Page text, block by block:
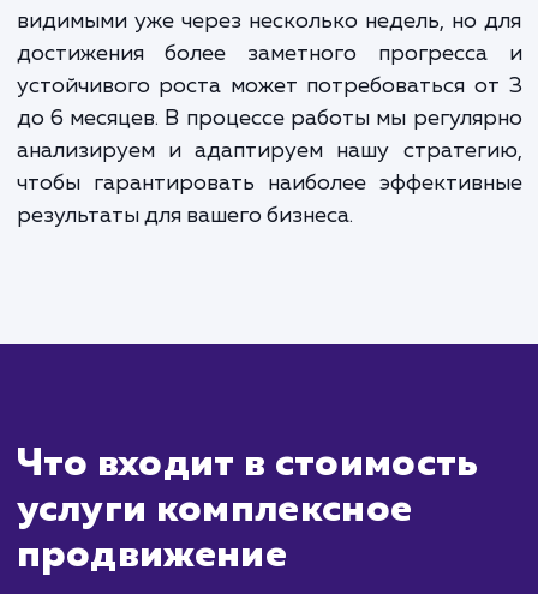
себя несколько ключевых аспектов, таких
SEO, контент-маркетинг, социальные
PPC реклама. Все эти элементы
помогают улучшить видимость вашего